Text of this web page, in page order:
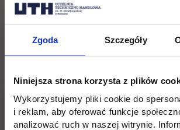
Zgoda Szczegóły
Niniejsza strona korzysta z plików
Wykorzystujemy pliki cookie do
i reklam, aby oferować funkcje
analizować ruch w naszej witrynie.